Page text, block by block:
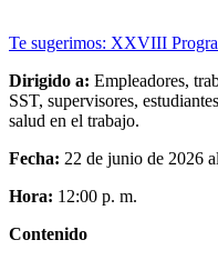
Te sugerimos: XXVIII
Dirigido a: Empleadores,
SST, supervisores,
salud en el trabajo.
Fecha: 22 de junio de 2026
Hora: 12:00 p. m.
Contenido